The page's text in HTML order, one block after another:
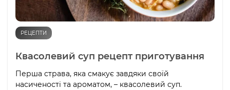
РЕЦЕПТИ
Квасолевий суп рецепт приготування
Перша страва, яка смакує завдяки своїй
насиченості та ароматом, – квасолевий суп.